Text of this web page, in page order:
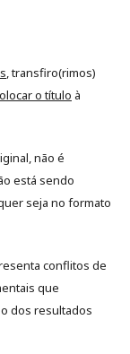
, transfiro(rimos)
o título à
não é
está sendo
seja no formato
conflitos de
que
dos resultados